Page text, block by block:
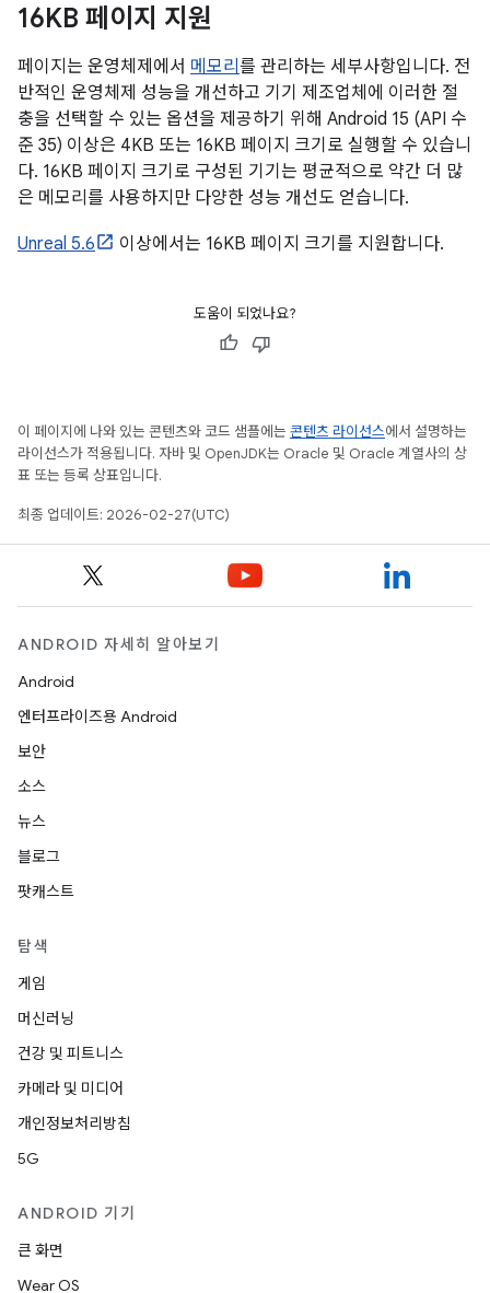
16KB 페이지 지원
페이지는 운영체제에서 메모리 를 관리하는 세부사항입니다. 전
반적인 운영체제 성능을 개선하고 기기 제조업체에 이러한 절
충을 선택할 수 있는 옵션을 제공하기 위해 Android 15 (API 수
준 35) 이상은 4KB 또는 16KB 페이지 크기로 실행할 수 있습니
다. 16KB 페이지 크기로 구성된 기기는 평균적으로 약간 더 많
은 메모리를 사용하지만 다양한 성능 개선도 얻습니다.
Unreal 5.6 이상에서는 16KB 페이지 크기를 지원합니다.
도움이 되었나요?
이 페이지에 나와 있는 콘텐츠와 코드 샘플에는 콘텐츠 라이선스에서 설명하는
라이선스가 적용됩니다. 자바 및 OpenJDK는 Oracle 및 Oracle 계열사의 상
표 또는 등록 상표입니다.
최종 업데이트: 2026-02-27(UTC)
ANDROID 자세히 알아보기
Android
엔터프라이즈용 Android
보안
소스
뉴스
블로그
팟캐스트
탐색
게임
머신러닝
건강 및 피트니스
카메라 및 미디어
개인정보처리방침
5G
ANDROID 기기
큰 화면
Wear OS